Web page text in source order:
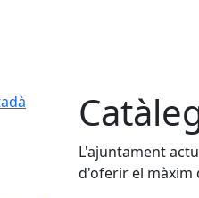
L'ajuntament
d'oferir el màxim